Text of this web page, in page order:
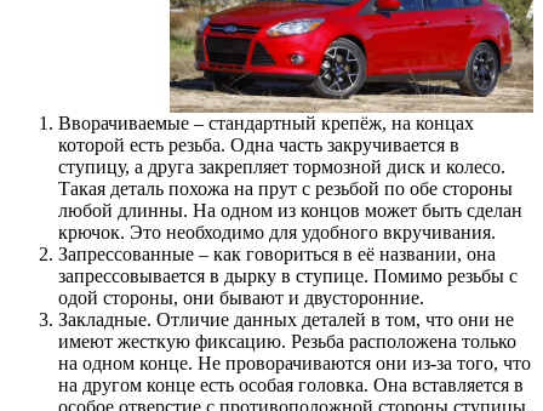
Вворачиваемые – стандартный крепёж, на концах
которой есть резьба. Одна часть закручивается в
ступицу, а друга закрепляет тормозной диск и колесо.
Такая деталь похожа на прут с резьбой по обе стороны
любой длинны. На одном из концов может быть сделан
крючок. Это необходимо для удобного вкручивания.
Запрессованные – как говориться в её названии, она
запрессовывается в дырку в ступице. Помимо резьбы с
одой стороны, они бывают и двусторонние.
Закладные. Отличие данных деталей в том, что они не
имеют жесткую фиксацию. Резьба расположена только
на одном конце. Не проворачиваются они из-за того, что
на другом конце есть особая головка. Она вставляется в